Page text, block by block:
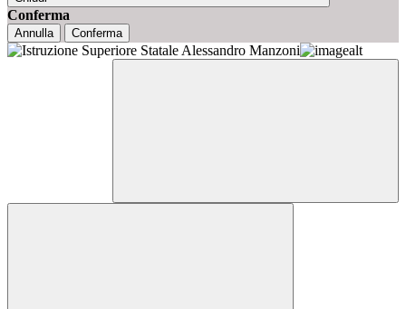
Conferma
Annulla Conferma